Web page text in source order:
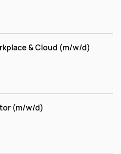
& Cloud (m/w/d)
(m/w/d)